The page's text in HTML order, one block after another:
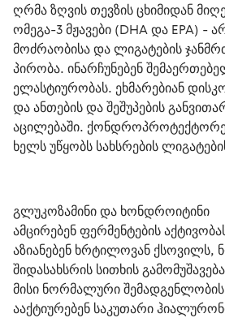
ღრმა ზღვის თევზის ცხიმიდან
ომეგა-3 მჟავები (DHA და EPA) -
მოძრაობისა და ლიგატების
პირობა. ინარჩუნებენ
ელასტიურობას. ეხმარებიან
და ანთების და შეშუპების
აცილებაში.
ხელს უწყობს სახსრების
გლუკოზამინი და ხონდროიტინი
ამცირებენ ფერმენტების
აზიანებენ ხრტილოვან ქსოვილს,
შიდასახსრის სითხის
მისი ნორმალური შემადგენლობის
ააქტიურებენ საკუთარი